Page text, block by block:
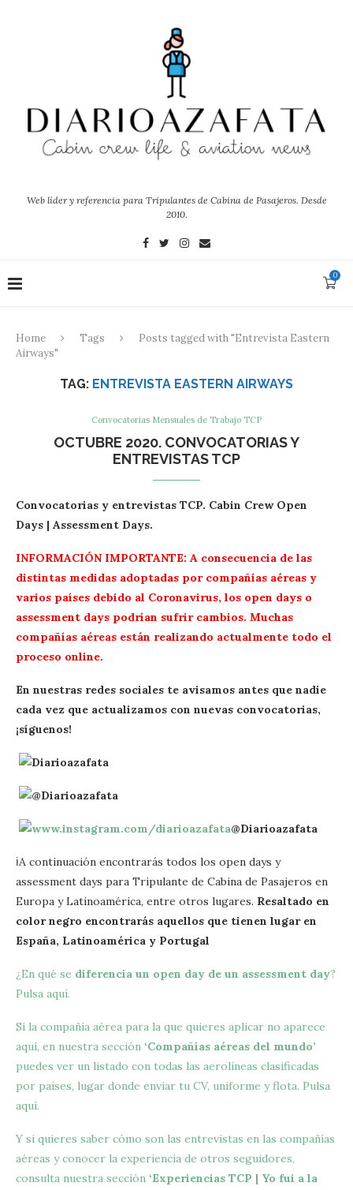
Web líder y referencia para Tripulantes de Cabina de Pasajeros. Desde
2010.
0
Home Tags
Posts tagged with "Entrevista Eastern
Airways"
TAG: ENTREVISTA EASTERN AIRWAYS
Convocatorias Mensuales de Trabajo TCP
OCTUBRE 2020. CONVOCATORIAS Y
ENTREVISTAS TCP
Convocatorias y entrevistas TCP. Cabin Crew Open
Days | Assessment Days.
INFORMACIÓN IMPORTANTE: A consecuencia de las
distintas medidas adoptadas por compañías aéreas y
varios países debido al Coronavirus, los open days o
assessment days podrían sufrir cambios. Muchas
compañías aéreas están realizando actualmente todo el
proceso online.
En nuestras redes sociales te avisamos antes que nadie
cada vez que actualizamos con nuevas convocatorias,
¡síguenos!
Diarioazafata
@Diarioazafata
@Diarioazafata
ℹA continuación encontrarás todos los open days y
assessment days para Tripulante de Cabina de Pasajeros en
Europa y Latinoamérica, entre otros lugares. Resaltado en
color negro encontrarás aquellos que tienen lugar en
España, Latinoamérica y Portugal
¿En qué se diferencia un open day de un assessment day?
Pulsa aquí.
Si la compañía aérea para la que quieres aplicar no aparece
aquí, en nuestra sección ‘Compañías aéreas del mundo’
puedes ver un listado con todas las aerolíneas clasificadas
por países, lugar donde enviar tu CV, uniforme y flota. Pulsa
aquí.
Y si quieres saber cómo son las entrevistas en las compañías
aéreas y conocer la experiencia de otros seguidores,
consulta nuestra sección ‘Experiencias TCP | Yo fui a la